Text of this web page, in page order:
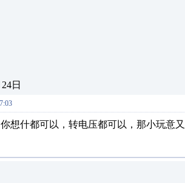
日
想什都可以，转电压都可以，那小玩意